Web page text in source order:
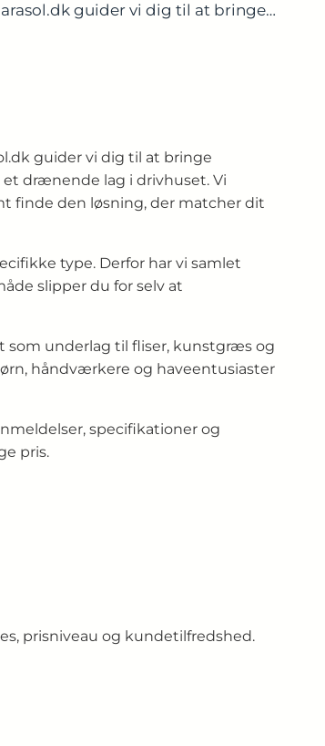
guider vi dig til at bringe…
guider vi dig til at bringe
drænende lag i drivhuset. Vi
finde den løsning, der matcher dit
type. Derfor har vi samlet
slipper du for selv at
som underlag til fliser, kunstgræs og
håndværkere og haveentusiaster
specifikationer og
pris.
prisniveau og kundetilfredshed.